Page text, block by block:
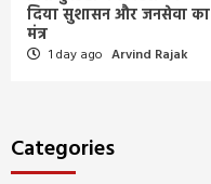
दिया सुशासन और जनसेवा का
मंत्र
1 day ago Arvind Rajak
Categories